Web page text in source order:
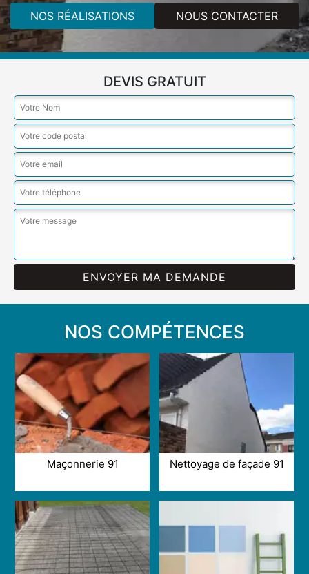
NOS RÉALISATIONS NOUS CONTACTER
DEVIS GRATUIT
NOS COMPÉTENCES
Maçonnerie 91 Nettoyage de façade 91